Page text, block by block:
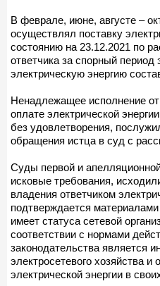
В феврале, июне, августе –
осуществлял поставку
состоянию на 23.12.2021 по
ответчика за спорный период
электрическую энергию
Ненадлежащее исполнение
оплате электрической
без удовлетворения,
обращения истца в суд с
Суды первой и
исковые требования,
владения ответчиком
подтверждается
имеет статуса сетевой
соответствии с нормами
законодательства является
электросетевого хозяйства и
электрической энергии в